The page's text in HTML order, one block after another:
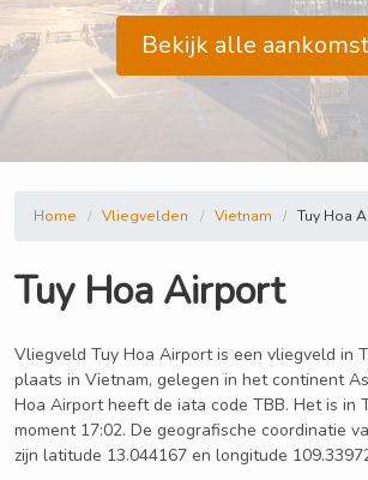
Bekijk alle
Home Vliegvelden Vietnam Tuy Hoa
Tuy Hoa Airport
Vliegveld Tuy Hoa Airport is een vliegveld in
plaats in Vietnam, gelegen in het continent
Hoa Airport heeft de iata code TBB. Het is in
moment 17:02. De geografische coordinatie
zijn latitude 13.044167 en longitude